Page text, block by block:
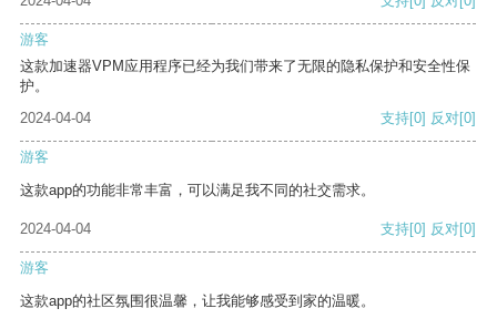
游客
这款加速器VPM应用程序已经为我们带来了无限的隐私保护和安全性保
护。
2024-04-04
支持[0] 反对[0]
游客
这款app的功能非常丰富，可以满足我不同的社交需求。
2024-04-04 支持[0] 反对[0]
游客
这款app的社区氛围很温馨，让我能够感受到家的温暖。